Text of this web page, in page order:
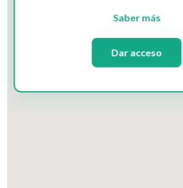
Saber más
Dar acceso